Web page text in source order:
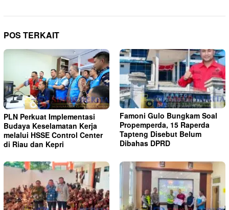
POS TERKAIT
PLN Perkuat Implementasi
Budaya Keselamatan Kerja
melalui HSSE Control Center
di Riau dan Kepri
Famoni Gulo Bungkam Soal
Propemperda, 15 Raperda
Tapteng Disebut Belum
Dibahas DPRD